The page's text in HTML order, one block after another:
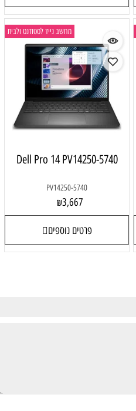
מחשב נייד לסטודנט ולבית
Dell Pro 14 PV14250-5740
PV14250-5740
₪3,667
פרטים נוספים